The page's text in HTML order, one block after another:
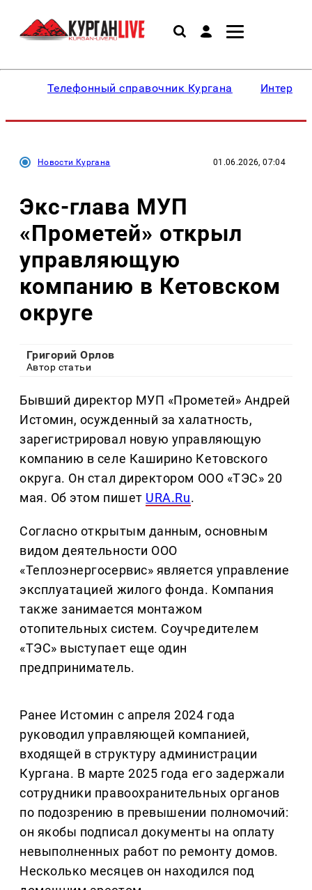
Телефонный справочник Кургана
Новости Кургана 01.06.2026, 07:04
Экс-глава МУП
«Прометей» открыл
управляющую
компанию в Кетовском
округе
Григорий Орлов
Автор статьи
Бывший директор МУП «Прометей» Андрей
Истомин, осужденный за халатность,
зарегистрировал новую управляющую
компанию в селе Каширино Кетовского
округа. Он стал директором ООО «ТЭС» 20
мая. Об этом пишет URA.Ru.
Согласно открытым данным, основным
видом деятельности ООО
«Теплоэнергосервис» является управление
эксплуатацией жилого фонда. Компания
также занимается монтажом
отопительных систем. Соучредителем
«ТЭС» выступает еще один
предприниматель.
Ранее Истомин с апреля 2024 года
руководил управляющей компанией,
входящей в структуру администрации
Кургана. В марте 2025 года его задержали
сотрудники правоохранительных органов
по подозрению в превышении полномочий:
он якобы подписал документы на оплату
невыполненных работ по ремонту домов.
Несколько месяцев он находился под